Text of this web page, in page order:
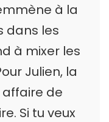
à la
dans les
à mixer les
Julien, la
de
Si tu veux